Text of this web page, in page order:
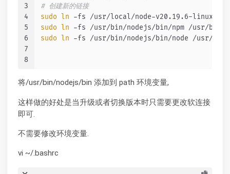
3
4
5
6
7
8
# 创建新的链接
sudo
ln -fs /usr/local/node-v20.19.6-linux-
sudo
ln -fs /usr/bin/nodejs/bin/npm /usr/bin/
sudo
ln -fs /usr/bin/nodejs/bin/node /usr/bin/
将/usr/bin/nodejs/bin 添加到 path 环境变量,
这样做的好处是当升级或者切换版本时只需要更改软连接
即可.
不需要修改环境变量.
vi ~/.bashrc